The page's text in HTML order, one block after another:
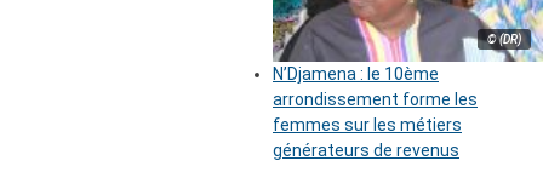
© (DR)
N’Djamena : le 10ème
arrondissement forme les
femmes sur les métiers
générateurs de revenus